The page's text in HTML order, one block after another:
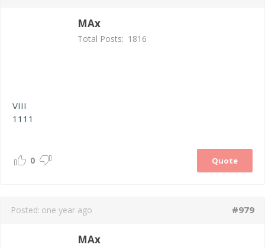
MAx
Total Posts: 1816
VIII
1111
Quote
0
Posted: one year ago #979
MAx